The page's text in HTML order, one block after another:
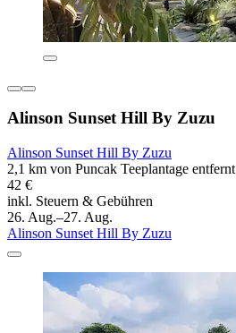
Alinson Sunset Hill By Zuzu
Alinson Sunset Hill By Zuzu
2,1 km von Puncak Teeplantage entfernt
42 €
inkl. Steuern & Gebühren
26. Aug.–27. Aug.
Alinson Sunset Hill By Zuzu